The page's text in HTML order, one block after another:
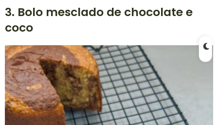
3. Bolo mesclado de chocolate e
coco